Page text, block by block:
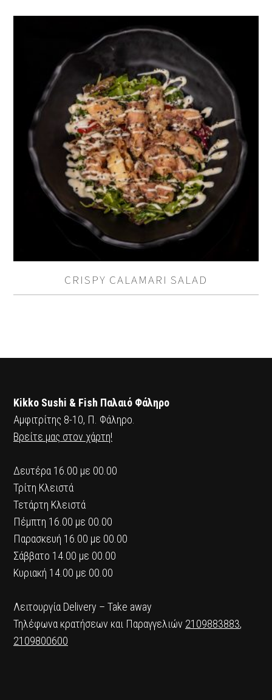
CRISPY CALAMARI SALAD
Kikko Sushi & Fish Παλαιό Φάληρο
Αμφιτρίτης 8-10, Π. Φάληρο.
Βρείτε μας στον χάρτη!
Δευτέρα 16.00 με 00.00
Τρίτη Κλειστά
Τετάρτη Κλειστά
Πέμπτη 16.00 με 00.00
Παρασκευή 16.00 με 00.00
Σάββατο 14.00 με 00.00
Κυριακή 14.00 με 00.00
Λειτουργία Delivery – Take away
Τηλέφωνα κρατήσεων και Παραγγελιών 2109883883,
2109800600